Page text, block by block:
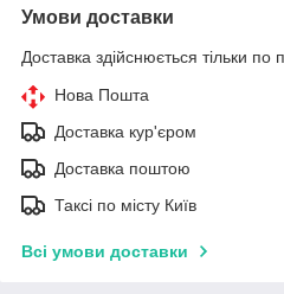
Умови доставки
Доставка здійснюється тільки по
Нова Пошта
Доставка кур'єром
Доставка поштою
Таксі по місту Київ
Всі умови доставки